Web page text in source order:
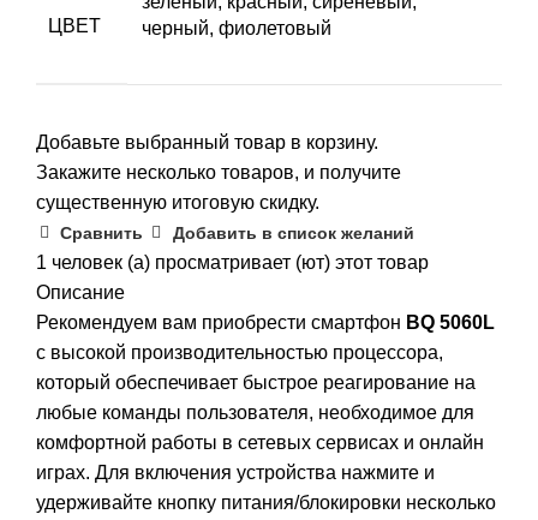
ЦВЕТ
черный, фиолетовый
Добавьте выбранный товар в корзину.
Закажите несколько товаров, и получите
существенную итоговую скидку.
Сравнить Добавить в список желаний
1 человек (а) просматривает (ют) этот товар
Описание
Рекомендуем вам приобрести смартфон BQ 5060L
с высокой производительностью процессора,
который обеспечивает быстрое реагирование на
любые команды пользователя, необходимое для
комфортной работы в сетевых сервисах и онлайн
играх. Для включения устройства нажмите и
удерживайте кнопку питания/блокиров­ки несколько